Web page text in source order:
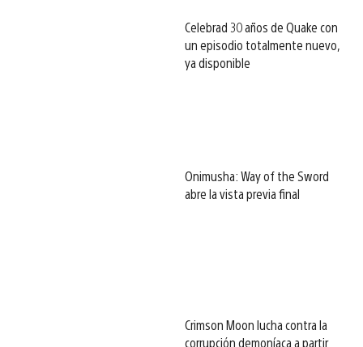
Celebrad 30 años de Quake con
un episodio totalmente nuevo,
ya disponible
Onimusha: Way of the Sword
abre la vista previa final
Crimson Moon lucha contra la
corrupción demoníaca a partir